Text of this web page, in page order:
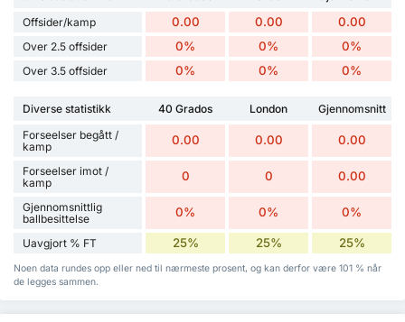
Offsider/kamp
0.00 0.00 0.00
Over 2.5 offsider 0% 0% 0%
Over 3.5 offsider 0% 0% 0%
Diverse statistikk 40 Grados London
Gjennomsnitt
Forseelser begått /
kamp
0.00 0.00 0.00
Forseelser imot /
kamp
0 0 0.00
Gjennomsnittlig
ballbesittelse
0% 0% 0%
Uavgjort % FT 25% 25% 25%
Noen data rundes opp eller ned til nærmeste prosent, og kan derfor være 101 % når
de legges sammen.